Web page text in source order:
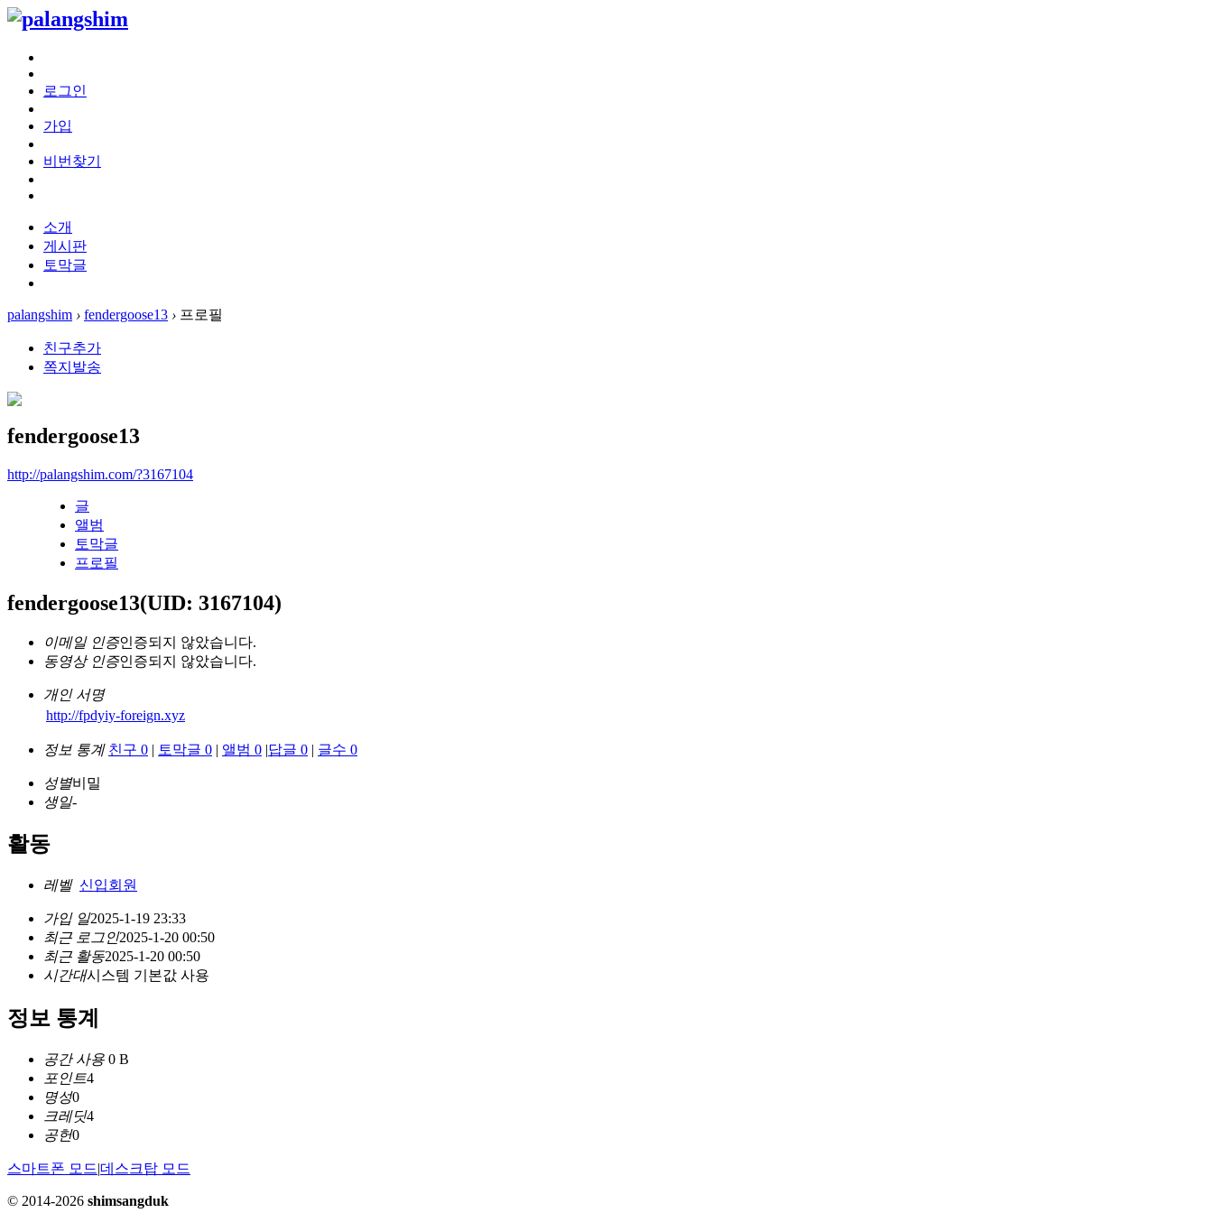
로그인
가입
비번찾기
소개
게시판
토막글
palangshim › fendergoose13 › 프로필
친구추가
쪽지발송
fendergoose13
http://palangshim.com/?3167104
글
앨범
토막글
프로필
fendergoose13(UID: 3167104)
이메일 인증인증되지 않았습니다.
동영상 인증인증되지 않았습니다.
개인 서명
http://fpdyiy-foreign.xyz
정보 통계 친구 0 | 토막글 0 | 앨범 0 |답글 0 | 글수 0
성별비밀
생일-
활동
레벨 신입회원
가입 일2025-1-19 23:33
최근 로그인2025-1-20 00:50
최근 활동2025-1-20 00:50
시간대시스템 기본값 사용
정보 통계
공간 사용 0 B
포인트4
명성0
크레딧4
공헌0
스마트폰 모드|데스크탑 모드
© 2014-2026 shimsangduk